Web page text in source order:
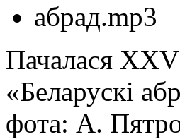
абрад.mp3
Пачалася ХХV
«Беларускі
фота: A.